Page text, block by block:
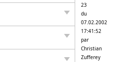
23
du
07.02.2002
17:41:52
par
Christian
Zufferey